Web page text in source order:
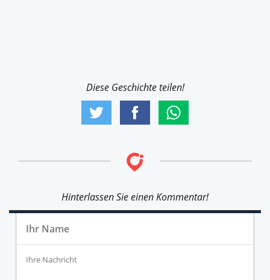
Diese Geschichte teilen!
Hinterlassen Sie einen Kommentar!